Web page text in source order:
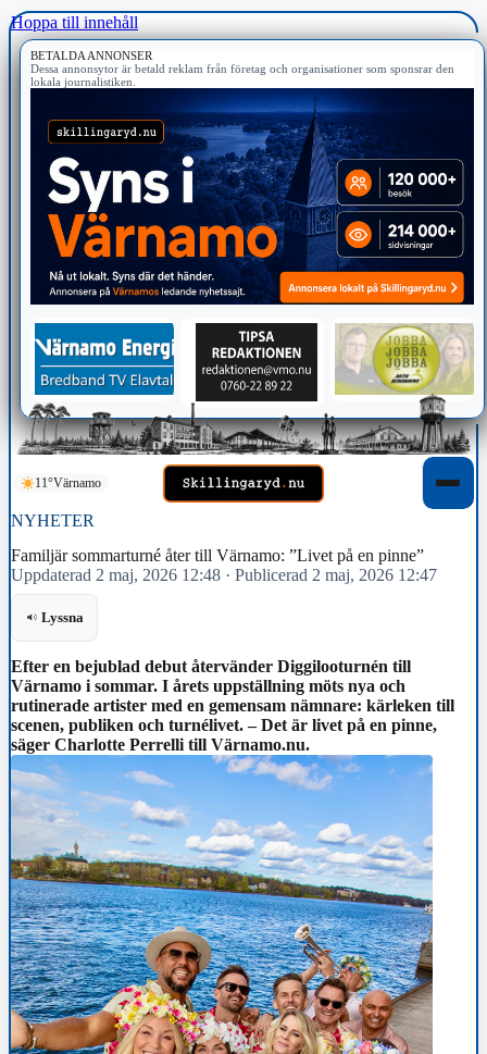
Hoppa till innehåll
BETALDA ANNONSER
Dessa annonsytor är betald reklam från företag och organisationer som sponsrar den
lokala journalistiken.
11°Värnamo
NYHETER
Familjär sommarturné åter till Värnamo: ”Livet på en pinne”
Uppdaterad 2 maj, 2026 12:48 · Publicerad 2 maj, 2026 12:47
Lyssna
Efter en bejublad debut återvänder Diggilooturnén till
Värnamo i sommar. I årets uppställning möts nya och
rutinerade artister med en gemensam nämnare: kärleken till
scenen, publiken och turnélivet. – Det är livet på en pinne,
säger Charlotte Perrelli till Värnamo.nu.